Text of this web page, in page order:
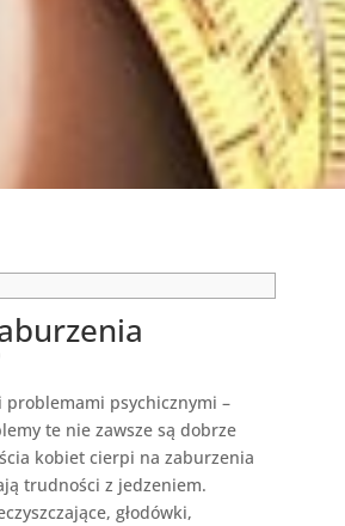
psychicznymi –
te nie zawsze są dobrze
kobiet cierpi na zaburzenia
trudności z jedzeniem.
głodówki,